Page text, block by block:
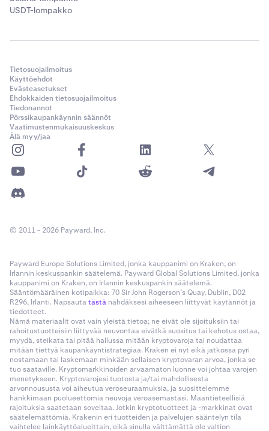
USDT-lompakko
Tietosuojailmoitus
Käyttöehdot
Evästeasetukset
Ehdokkaiden tietosuojailmoitus
Tiedonannot
Pörssikaupankäynnin säännöt
Vaatimustenmukaisuuskeskus
Älä myy/jaa
© 2011 - 2026 Payward, Inc.
Payward Europe Solutions Limited, jonka kauppanimi on Kraken, on
Irlannin keskuspankin säätelemä. Payward Global Solutions Limited, jonka
kauppanimi on Kraken, on Irlannin keskuspankin säätelemä.
Sääntömääräinen kotipaikka: 70 Sir John Rogerson’s Quay, Dublin, D02
R296, Irlanti. Napsautatästä nähdäksesi aiheeseen liittyvät käytännöt ja
tiedotteet.
Nämä materiaalit ovat vain yleistä tietoa; ne eivät ole sijoituksiin tai
rahoitustuotteisiin liittyvää neuvontaa eivätkä suositus tai kehotus ostaa,
myydä, steikata tai pitää hallussa mitään kryptovaroja tai noudattaa
mitään tiettyä kaupankäyntistrategiaa. Kraken ei nyt eikä jatkossa pyri
nostamaan tai laskemaan minkään sellaisen kryptovaran arvoa, jonka se
tuo saataville. Kryptomarkkinoiden arvaamaton luonne voi johtaa varojen
menetykseen. Kryptovarojesi tuotosta ja/tai mahdollisesta
arvonnoususta voi aiheutua veroseuraamuksia, ja suosittelemme
hankkimaan puolueettomia neuvoja veroasemastasi. Maantieteellisiä
rajoituksia saatetaan soveltaa. Jotkin kryptotuotteet ja -markkinat ovat
säätelemättömiä. Krakenin eri tuotteiden ja palvelujen sääntelyn tila
vaihtelee lainkäyttöalueittain, eikä sinulla välttämättä ole valtion